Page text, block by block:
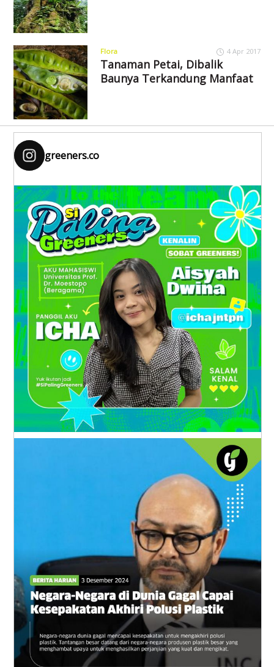
Flora 4 Apr 2017
Tanaman Petai, Dibalik
Baunya Terkandung Manfaat
greeners.co